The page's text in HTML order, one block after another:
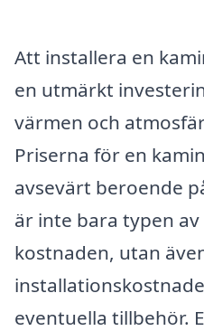
Att installera en
en utmärkt
värmen och
Priserna för en
avsevärt beroende
är inte bara typen
kostnaden, utan
eventuella tillbehör.